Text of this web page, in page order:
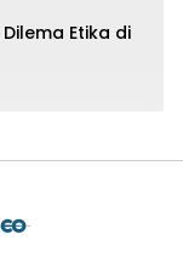
Etika di